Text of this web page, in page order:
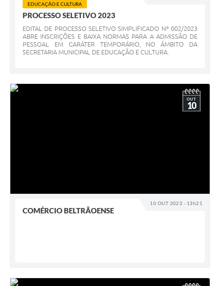
EDUCAÇÃO E CULTURA
PROCESSO SELETIVO 2023
EDITAL DE PROCESSO SELETIVO SIMPLIFICADO Nº 002/2023
ABRE INSCRIÇÕES E BAIXA NORMAS PARA A ADMISSÃO DE
PESSOAL EM CARÁTER TEMPORÁRIO, NO ÂMBITO DA
SECRETARIA MUNICIPAL DE EDUCAÇÃO E CULTURA.
10 OUT 2023 - 13h21
OUT
10
COMÉRCIO BELTRÃOENSE